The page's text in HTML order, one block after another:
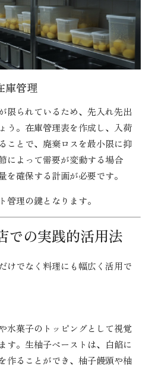
庫管理
限られているため、先入れ先出
う。在庫管理表を作成し、入荷
ことで、廃棄ロスを最小限に抑
によって需要が変動する場合
を確保する計画が必要です。
管理の鍵となります。
での実践的活用法
けでなく料理にも幅広く活用で
水菓子のトッピングとして視覚
す。生柚子ペーストは、白餡に
作ることができ、柚子饅頭や柚